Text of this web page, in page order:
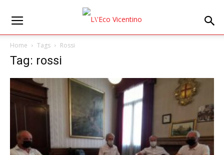
Home Tags Rossi
Tag: rossi